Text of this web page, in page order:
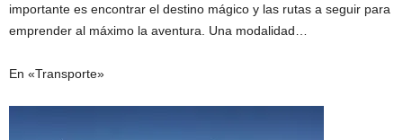
importante es encontrar el destino mágico y las rutas a seguir para
emprender al máximo la aventura. Una modalidad…
En «Transporte»